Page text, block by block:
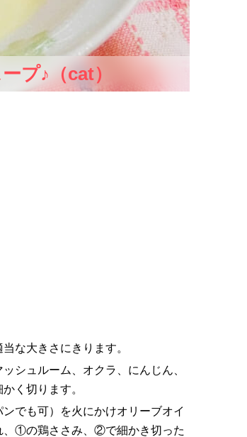
プ♪（cat）
な大きさにきります。
シュルーム、オクラ、にんじん、
く切ります。
でも可）を火にかけオリーブオイ
、①の鶏ささみ、②で細かき切った